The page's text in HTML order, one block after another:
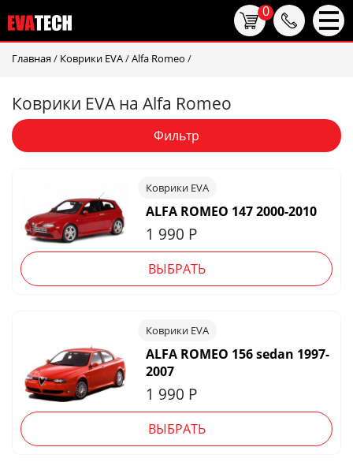
Главная / Коврики EVA/Alfa Romeo /
Коврики EVA на Alfa Romeo
Фильтр
Коврики EVA
ALFA ROMEO 147 2000-2010
1 990 Р
ВЫБРАТЬ
Коврики EVA
ALFA ROMEO 156 sedan 1997-
2007
1 990 Р
ВЫБРАТЬ
0